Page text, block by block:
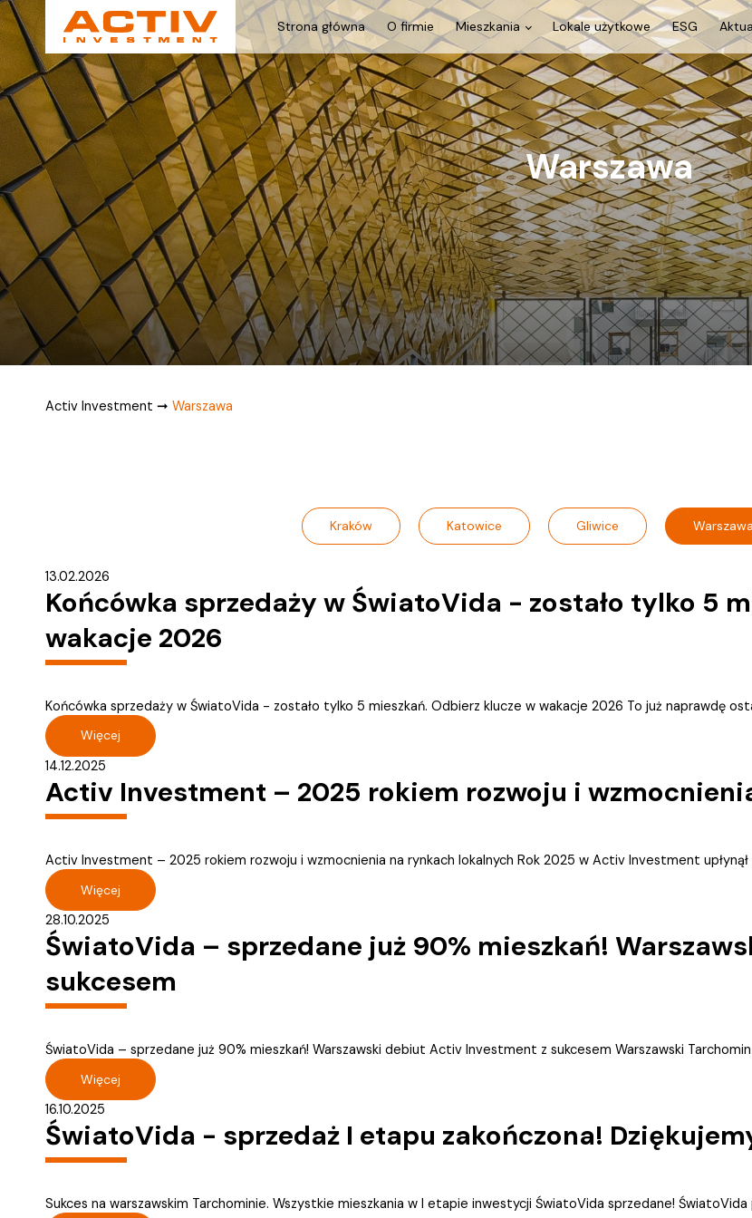
Strona główna O firmie Mieszkania Lokale użytkowe ESG
Warszawa
Activ Investment ➞ Warszawa
Kraków Katowice Gliwice Warszawa
13.02.2026
Końcówka sprzedaży w ŚwiatoVida - zostało tylko 5
wakacje 2026
Końcówka sprzedaży w ŚwiatoVida - zostało tylko 5 mieszkań. Odbierz klucze w wakacje 2026 To już naprawdę
Więcej
14.12.2025
Activ Investment – 2025 rokiem rozwoju i
Activ Investment – 2025 rokiem rozwoju i wzmocnienia na rynkach lokalnych Rok 2025 w Activ Investment upłynął
Więcej
28.10.2025
ŚwiatoVida – sprzedane już 90% mieszkań!
sukcesem
ŚwiatoVida – sprzedane już 90% mieszkań! Warszawski debiut Activ Investment z sukcesem Warszawski
Więcej
16.10.2025
ŚwiatoVida - sprzedaż I etapu zakończona!
Sukces na warszawskim Tarchominie. Wszystkie mieszkania w I etapie inwestycji ŚwiatoVida sprzedane! ŚwiatoVida